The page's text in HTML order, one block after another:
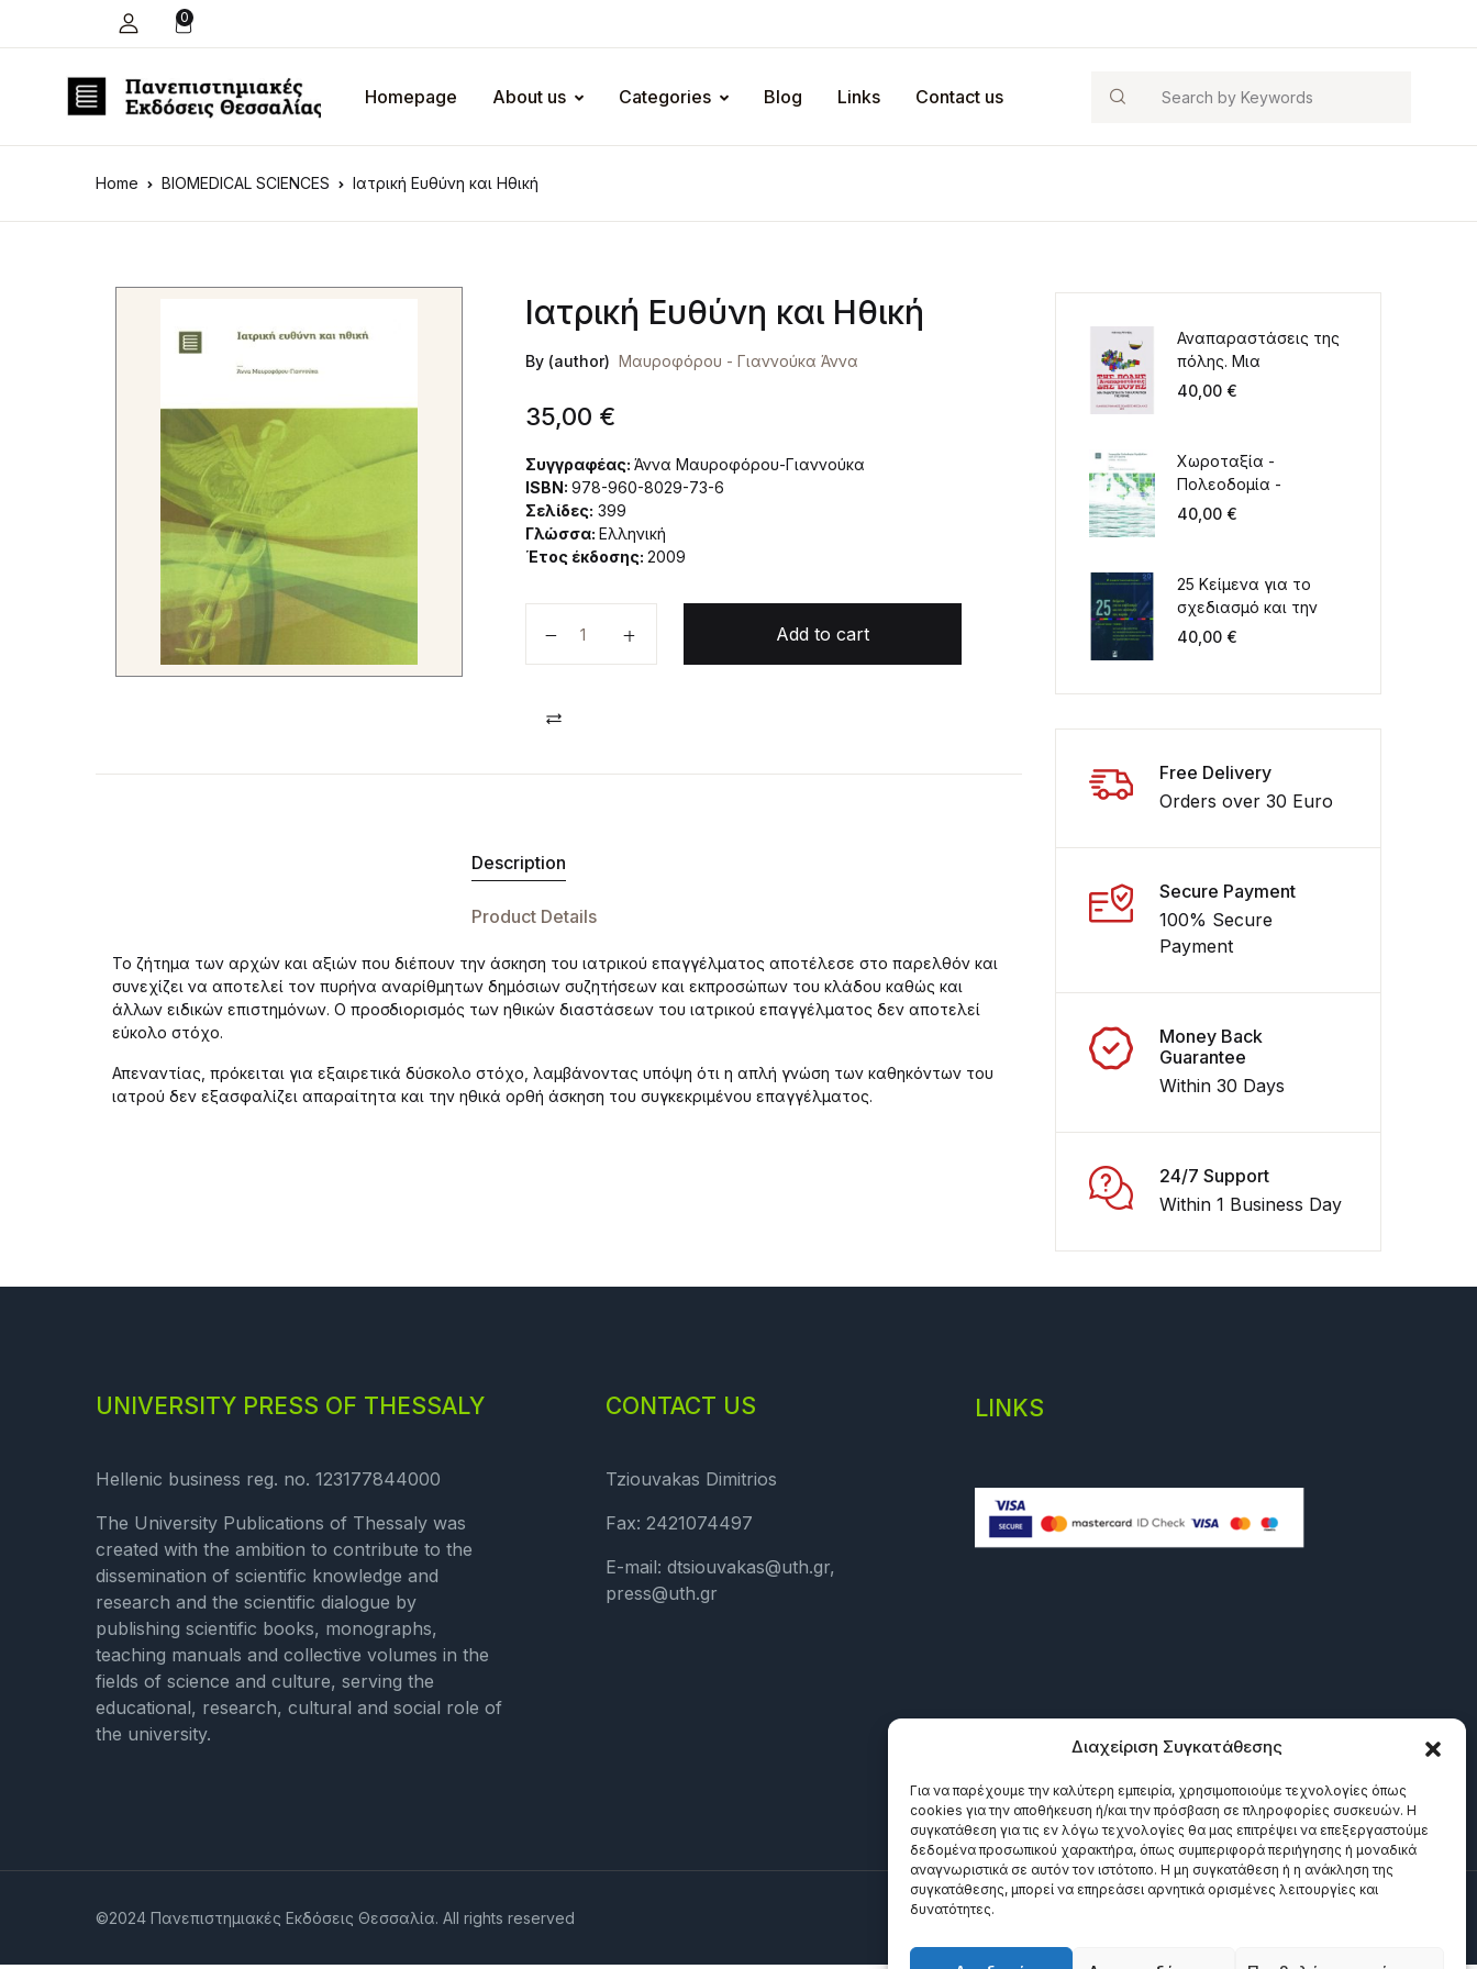
Διαχείριση Συγκατάθεσης
Για να παρέχουμε την καλύτερη εμπειρία, χρησιμοποιούμε τεχνολογίες όπως
cookies για την αποθήκευση ή/και την πρόσβαση σε πληροφορίες συσκευών. Η
συγκατάθεση για τις εν λόγω τεχνολογίες θα μας επιτρέψει να επεξεργαστούμε
δεδομένα προσωπικού χαρακτήρα, όπως συμπεριφορά περιήγησης ή μοναδικά
αναγνωριστικά σε αυτόν τον ιστότοπο. Η μη συγκατάθεση ή η ανάκληση της
συγκατάθεσης, μπορεί να επηρεάσει αρνητικά ορισμένες λειτουργίες και
δυνατότητες.
0
Homepage About us Categories Blog Links Contact us Search
Home BIOMEDICAL SCIENCES Ιατρική Ευθύνη και Ηθική
Ιατρική Ευθύνη και Ηθική
By (author) Μαυροφόρου - Γιαννούκα Άννα
35,00 €
Συγγραφέας:Άννα Μαυροφόρου-Γιαννούκα
ISBN:978-960-8029-73-6
Σελίδες: 399
Γλώσσα:Ελληνική
Έτος έκδοσης:2009
Add to cart
Description
Product Details
Το ζήτημα των αρχών και αξιών που διέπουν την άσκηση του ιατρικού επαγγέλματος αποτέλεσε στο παρελθόν και
συνεχίζει να αποτελεί τον πυρήνα αναρίθμητων δημόσιων συζητήσεων και εκπροσώπων του κλάδου καθώς και
άλλων ειδικών επιστημόνων. Ο προσδιορισμός των ηθικών διαστάσεων του ιατρικού επαγγέλματος δεν αποτελεί
εύκολο στόχο.
Απεναντίας, πρόκειται για εξαιρετικά δύσκολο στόχο, λαμβάνοντας υπόψη ότι η απλή γνώση των καθηκόντων του
ιατρού δεν εξασφαλίζει απαραίτητα και την ηθικά ορθή άσκηση του συγκεκριμένου επαγγέλματος.
Αναπαραστάσεις της
πόλης. Μια
παιδαγωγική για την
40,00 €
Χωροταξία -
Πολεοδομία -
Περιβάλλον στον 21ο
40,00 €
25 Κείμενα για το
σχεδιασμό και την
ανάπτυξη του χώρου
λειτουργίας του
40,00 €
Free Delivery
Orders over 30 Euro
Secure Payment
100% Secure
Payment
Money Back
Guarantee
Within 30 Days
24/7 Support
Within 1 Business Day
UNIVERSITY PRESS OF THESSALY
Hellenic business reg. no. 123177844000
The University Publications of Thessaly was
created with the ambition to contribute to the
dissemination of scientific knowledge and
research and the scientific dialogue by
publishing scientific books, monographs,
teaching manuals and collective volumes in the
fields of science and culture, serving the
educational, research, cultural and social role of
the university.
CONTACT US
Tziouvakas Dimitrios
Fax: 2421074497
E-mail: dtsiouvakas@uth.gr,
press@uth.gr
LINKS
©2024 Πανεπιστημιακές Εκδόσεις Θεσσαλία. All rights reserved